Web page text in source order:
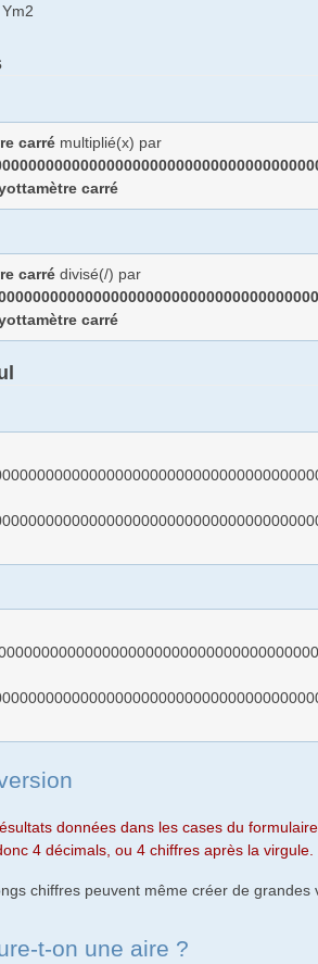
carré multiplié(x) par
carré
carré divisé(/) par
carré
données dans les cases du
4 décimals, ou 4 chiffres après la virgule.
chiffres peuvent même créer de grandes
t-on une aire ?